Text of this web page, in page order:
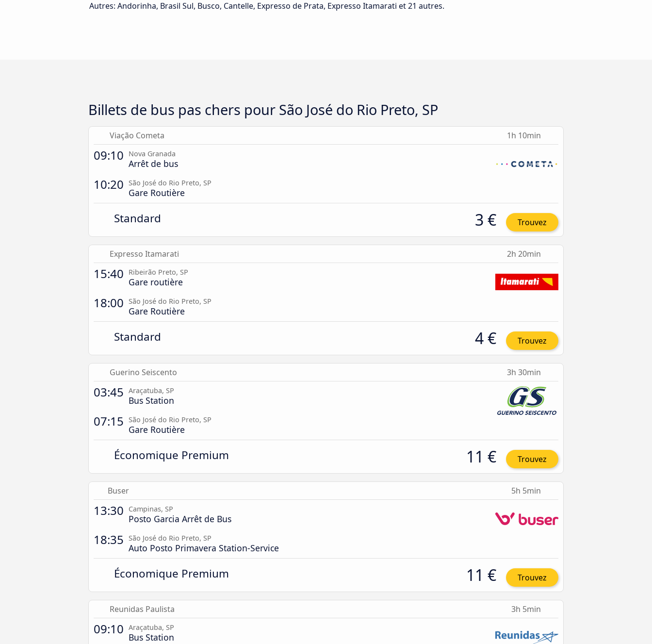
Autres: Andorinha, Brasil Sul, Busco, Cantelle, Expresso de Prata, Expresso Itamarati et 21 autres.
Billets de bus pas chers pour São José do Rio Preto, SP
Viação Cometa 1h 10min
09:10 Nova Granada
Arrêt de bus
10:20 São José do Rio Preto, SP
Gare Routière
Standard 3 € Trouvez
Expresso Itamarati 2h 20min
15:40 Ribeirão Preto, SP
Gare routière
18:00 São José do Rio Preto, SP
Gare Routière
Standard 4 € Trouvez
Guerino Seiscento 3h 30min
03:45 Araçatuba, SP
Bus Station
07:15 São José do Rio Preto, SP
Gare Routière
Économique Premium 11 € Trouvez
Buser 5h 5min
13:30 Campinas, SP
Posto Garcia Arrêt de Bus
18:35 São José do Rio Preto, SP
Auto Posto Primavera Station-Service
Économique Premium 11 € Trouvez
Reunidas Paulista 3h 5min
09:10 Araçatuba, SP
Bus Station